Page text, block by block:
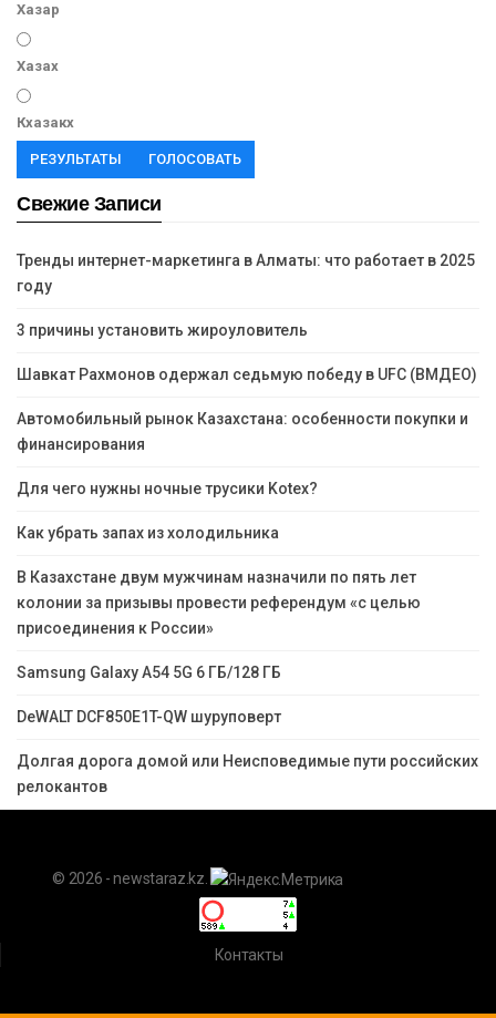
Хазар
Хазах
Кхазакх
РЕЗУЛЬТАТЫ ГОЛОСОВАТЬ
Свежие Записи
Тренды интернет-маркетинга в Алматы: что работает в 2025
году
3 причины установить жироуловитель
Шавкат Рахмонов одержал седьмую победу в UFC (ВМДЕО)
Автомобильный рынок Казахстана: особенности покупки и
финансирования
Для чего нужны ночные трусики Kotex?
Как убрать запах из холодильника
В Казахстане двум мужчинам назначили по пять лет
колонии за призывы провести референдум «с целью
присоединения к России»
Samsung Galaxy A54 5G 6 ГБ/128 ГБ
DeWALT DCF850E1T-QW шуруповерт
Долгая дорога домой или Неисповедимые пути российских
релокантов
© 2026 - newstaraz.kz.
Контакты